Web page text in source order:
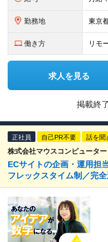
勤務地
働き方 リモ
求人を見る
掲載終
正社員 自己PR不要 話を聞
株式会社マウスコンピューター
ECサイトの企画・運用担
フレックスタイム制／完